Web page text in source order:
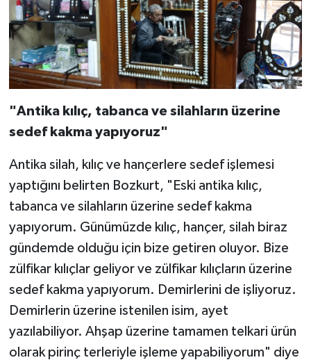
"Antika kılıç, tabanca ve silahların üzerine
sedef kakma yapıyoruz"
Antika silah, kılıç ve hançerlere sedef işlemesi
yaptığını belirten Bozkurt, "Eski antika kılıç,
tabanca ve silahların üzerine sedef kakma
yapıyorum. Günümüzde kılıç, hançer, silah biraz
gündemde olduğu için bize getiren oluyor. Bize
zülfikar kılıçlar geliyor ve zülfikar kılıçların üzerine
sedef kakma yapıyorum. Demirlerini de işliyoruz.
Demirlerin üzerine istenilen isim, ayet
yazılabiliyor. Ahşap üzerine tamamen telkari ürün
olarak pirinç terleriyle işleme yapabiliyorum" diye